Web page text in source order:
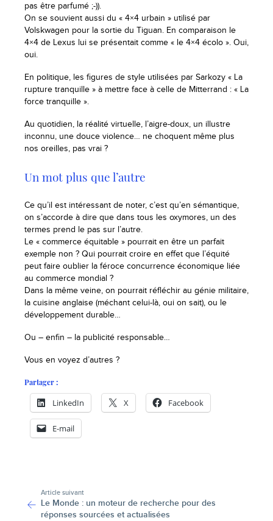
pas être parfumé ;-)).
On se souvient aussi du « 4×4 urbain » utilisé par
Volskwagen pour la sortie du Tiguan. En comparaison le
4×4 de Lexus lui se présentait comme « le 4×4 écolo ». Oui,
oui.
En politique, les figures de style utilisées par Sarkozy « La
rupture tranquille » à mettre face à celle de Mitterrand : « La
force tranquille ».
Au quotidien, la réalité virtuelle, l’aigre-doux, un illustre
inconnu, une douce violence… ne choquent même plus
nos oreilles, pas vrai ?
Un mot plus que l’autre
Ce qu’il est intéressant de noter, c’est qu’en sémantique,
on s’accorde à dire que dans tous les oxymores, un des
termes prend le pas sur l’autre.
Le « commerce équitable » pourrait en être un parfait
exemple non ? Qui pourrait croire en effet que l’équité
peut faire oublier la féroce concurrence économique liée
au commerce mondial ?
Dans la même veine, on pourrait réfléchir au génie militaire,
la cuisine anglaise (méchant celui-là, oui on sait), ou le
développement durable…
Ou – enfin – la publicité responsable…
Vous en voyez d’autres ?
Partager :
LinkedIn X Facebook
E-mail
Article suivant
Le Monde : un moteur de recherche pour des
réponses sourcées et actualisées